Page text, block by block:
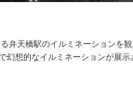
弁天橋駅のイルミネーションを
幻想的なイルミネーションが展